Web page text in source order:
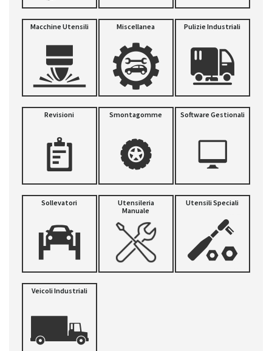
Macchine Utensili Miscellanea Pulizie Industriali
Revisioni Smontagomme Software Gestionali
Sollevatori
Utensileria
Manuale
Utensili Speciali
Veicoli Industriali